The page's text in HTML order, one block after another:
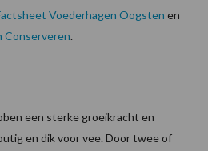
Voederhagen Oogsten en
Conserveren.
een sterke groeikracht en
en dik voor vee. Door twee of